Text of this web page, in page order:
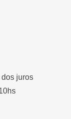
dos juros